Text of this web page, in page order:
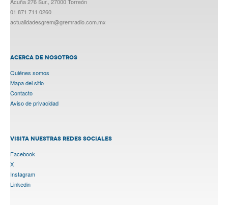
01 871 711 0260
actualidadesgrem@gremradio.com.mx
ACERCA DE NOSOTROS
Quiénes somos
Mapa del sitio
Contacto
Aviso de privacidad
VISITA NUESTRAS REDES SOCIALES
Facebook
X
Instagram
Linkedin